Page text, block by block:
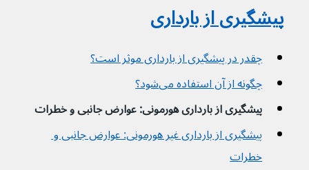
پیشگیری از بارداری
چقدر در پیشگیری از بارداری موثر است؟
چگونه از آن استفاده می‌شود؟
پیشگیری از بارداری هورمونی: عوارض جانبی و خطرات
پیشگیری از بارداری غیر هورمونی: عوارض جانبی و
خطرات